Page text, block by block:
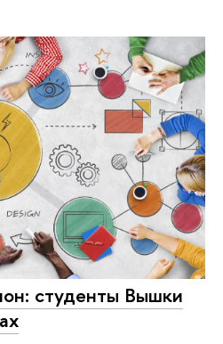
студенты Вышки